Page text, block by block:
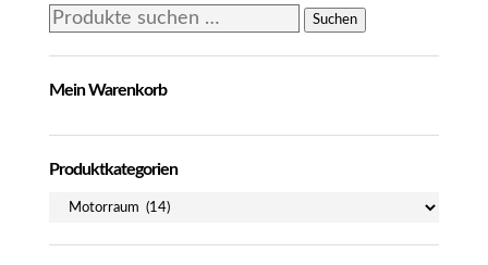
Suchen
Suchen
Mein Warenkorb
Produktkategorien